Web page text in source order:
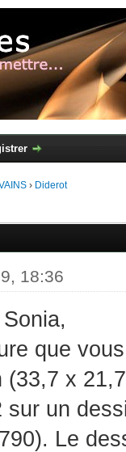
› Diderot
18:36
que
(33,7 x
sur un
Le